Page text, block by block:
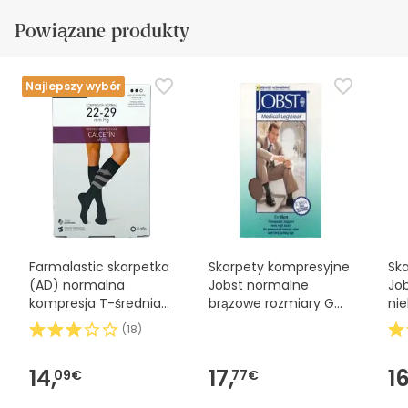
Powiązane produkty
Najlepszy wybór
Farmalastic skarpetka
(AD) normalna
kompresja T-średnia
czarna 1ud
(18)
14,09€
Skarpety kompresyjne
Jobst normalne
brązowe rozmiary G
17,77€